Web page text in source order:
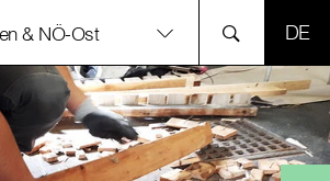
& NÖ-Ost